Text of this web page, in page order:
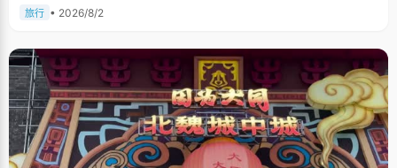
旅行 • 2026/8/2